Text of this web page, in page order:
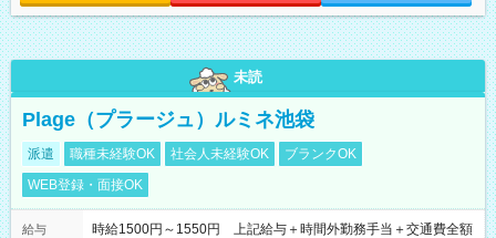
未読
Plage（プラージュ）ルミネ池袋
派遣 職種未経験OK 社会人未経験OK
ブランクOK
WEB登録・面接OK
給与
時給1500円～1550円 上記給与＋時間外勤務手当＋交通費全額